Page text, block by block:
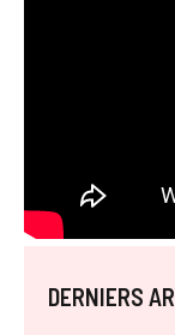
DERNIERS